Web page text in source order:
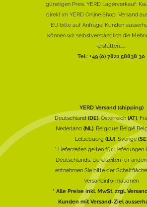
günstigen Preis. YERD Lagerverkauf:
direkt im YERD Online Shop. Versand
EU bitte auf Anfrage. Kunden
können wir selbstverständlich die
erstatten......
Tel.: +49 (0) 7821 58838 30
YERD Versand (shipping)
Deutschland(DE), Österreich(AT),
Nederland (NL), Belgique België
Lëtzebuerg (LU), Sverige
* Lieferzeiten gelten für Lieferungen
Deutschlands, Lieferzeiten für
entnehmen Sie bitte der
Versandinformationen
* Alle Preise inkl. MwSt. zzgl.
Kunden mit Versand-Ziel